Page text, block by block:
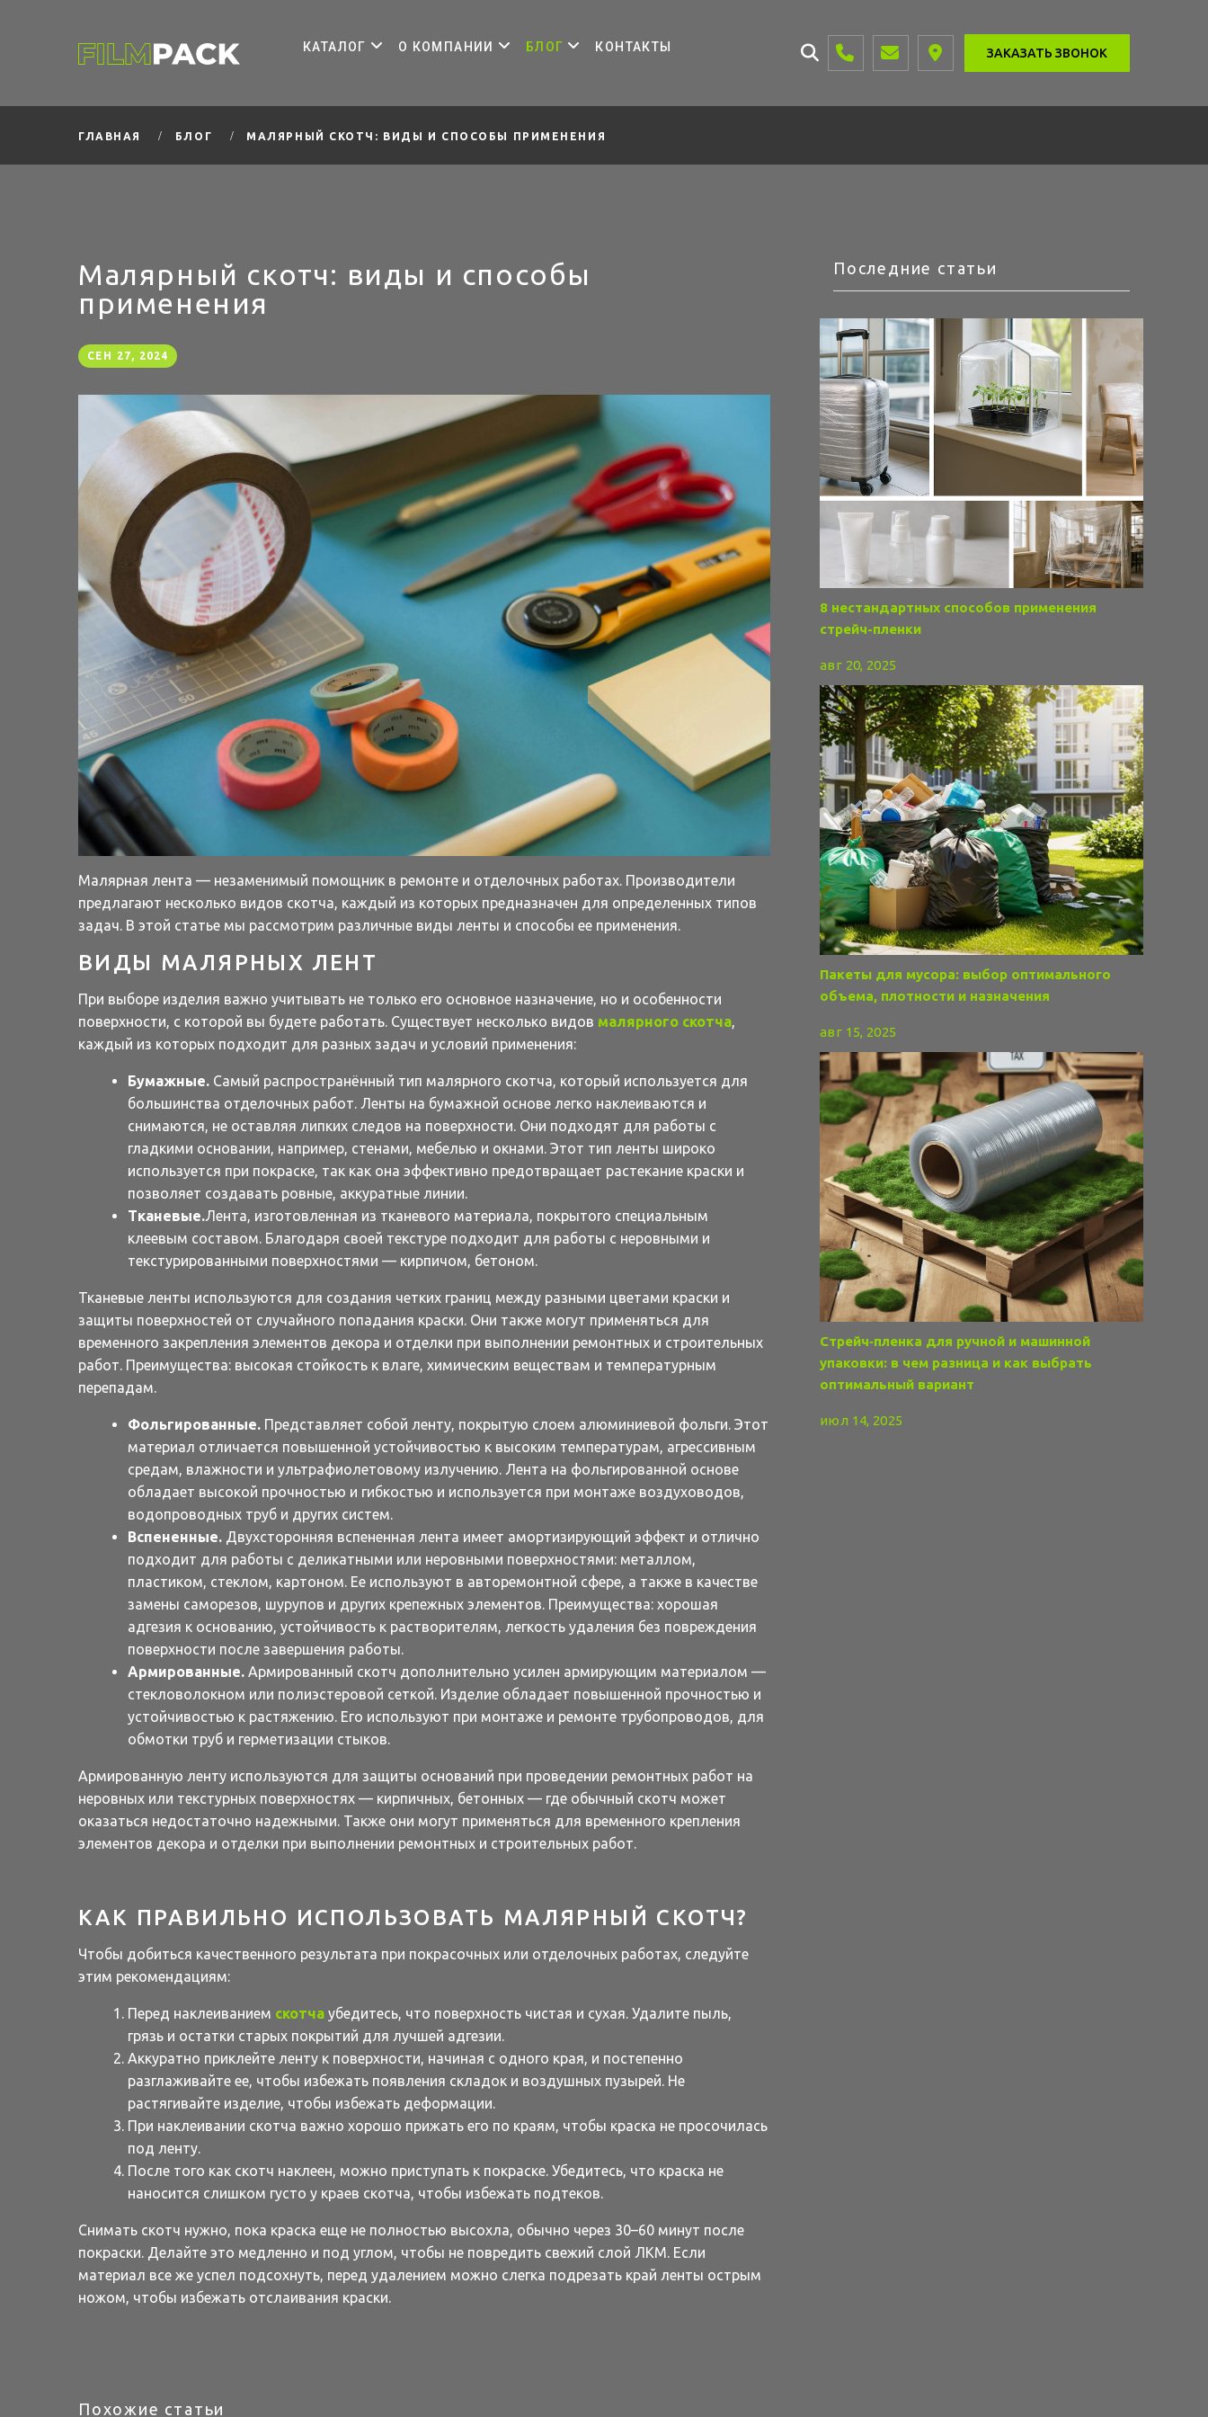
КАТАЛОГ О КОМПАНИИ БЛОГ КОНТАКТЫ ЗАКАЗАТЬ ЗВОНОК
ГЛАВНАЯ БЛОГ МАЛЯРНЫЙ СКОТЧ: ВИДЫ И СПОСОБЫ ПРИМЕНЕНИЯ
Малярный скотч: виды и способы
применения
СЕН 27, 2024
Малярная лента — незаменимый помощник в ремонте и отделочных работах. Производители
предлагают несколько видов скотча, каждый из которых предназначен для определенных типов
задач. В этой статье мы рассмотрим различные виды ленты и способы ее применения.
ВИДЫ МАЛЯРНЫХ ЛЕНТ
При выборе изделия важно учитывать не только его основное назначение, но и особенности
поверхности, с которой вы будете работать. Существует несколько видов малярного скотча,
каждый из которых подходит для разных задач и условий применения:
Бумажные. Самый распространённый тип малярного скотча, который используется для
большинства отделочных работ. Ленты на бумажной основе легко наклеиваются и
снимаются, не оставляя липких следов на поверхности. Они подходят для работы с
гладкими основании, например, стенами, мебелью и окнами. Этот тип ленты широко
используется при покраске, так как она эффективно предотвращает растекание краски и
позволяет создавать ровные, аккуратные линии.
Тканевые.Лента, изготовленная из тканевого материала, покрытого специальным
клеевым составом. Благодаря своей текстуре подходит для работы с неровными и
текстурированными поверхностями — кирпичом, бетоном.
Тканевые ленты используются для создания четких границ между разными цветами краски и
защиты поверхностей от случайного попадания краски. Они также могут применяться для
временного закрепления элементов декора и отделки при выполнении ремонтных и строительных
работ. Преимущества: высокая стойкость к влаге, химическим веществам и температурным
перепадам.
Фольгированные. Представляет собой ленту, покрытую слоем алюминиевой фольги. Этот
материал отличается повышенной устойчивостью к высоким температурам, агрессивным
средам, влажности и ультрафиолетовому излучению. Лента на фольгированной основе
обладает высокой прочностью и гибкостью и используется при монтаже воздуховодов,
водопроводных труб и других систем.
Вспененные. Двухсторонняя вспененная лента имеет амортизирующий эффект и отлично
подходит для работы с деликатными или неровными поверхностями: металлом,
пластиком, стеклом, картоном. Ее используют в авторемонтной сфере, а также в качестве
замены саморезов, шурупов и других крепежных элементов. Преимущества: хорошая
адгезия к основанию, устойчивость к растворителям, легкость удаления без повреждения
поверхности после завершения работы.
Армированные. Армированный скотч дополнительно усилен армирующим материалом —
стекловолокном или полиэстеровой сеткой. Изделие обладает повышенной прочностью и
устойчивостью к растяжению. Его используют при монтаже и ремонте трубопроводов, для
обмотки труб и герметизации стыков.
Армированную ленту используются для защиты оснований при проведении ремонтных работ на
неровных или текстурных поверхностях — кирпичных, бетонных — где обычный скотч может
оказаться недостаточно надежными. Также они могут применяться для временного крепления
элементов декора и отделки при выполнении ремонтных и строительных работ.
КАК ПРАВИЛЬНО ИСПОЛЬЗОВАТЬ МАЛЯРНЫЙ СКОТЧ?
Чтобы добиться качественного результата при покрасочных или отделочных работах, следуйте
этим рекомендациям:
Перед наклеиванием скотча убедитесь, что поверхность чистая и сухая. Удалите пыль,
грязь и остатки старых покрытий для лучшей адгезии.
Аккуратно приклейте ленту к поверхности, начиная с одного края, и постепенно
разглаживайте ее, чтобы избежать появления складок и воздушных пузырей. Не
растягивайте изделие, чтобы избежать деформации.
При наклеивании скотча важно хорошо прижать его по краям, чтобы краска не просочилась
под ленту.
После того как скотч наклеен, можно приступать к покраске. Убедитесь, что краска не
наносится слишком густо у краев скотча, чтобы избежать подтеков.
Снимать скотч нужно, пока краска еще не полностью высохла, обычно через 30–60 минут после
покраски. Делайте это медленно и под углом, чтобы не повредить свежий слой ЛКМ. Если
материал все же успел подсохнуть, перед удалением можно слегка подрезать край ленты острым
ножом, чтобы избежать отслаивания краски.
Похожие статьи
Последние статьи
8 нестандартных способов применения
стрейч-пленки
авг 20, 2025
Пакеты для мусора: выбор оптимального
объема, плотности и назначения
авг 15, 2025
Стрейч‑пленка для ручной и машинной
упаковки: в чем разница и как выбрать
оптимальный вариант
июл 14, 2025